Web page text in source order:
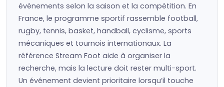
événements selon la saison et la compétition. En
France, le programme sportif rassemble football,
rugby, tennis, basket, handball, cyclisme, sports
mécaniques et tournois internationaux. La
référence Stream Foot aide à organiser la
recherche, mais la lecture doit rester multi-sport.
Un événement devient prioritaire lorsqu’il touche